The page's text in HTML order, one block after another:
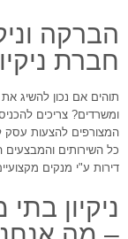
הברקה
חברת
תוהים אם נכון להשיג
ומשרדים? צריכים
המצורפים להצעות עסק
כל השירותים והמבצעים
דירות ע"י מנקים
ניקיון